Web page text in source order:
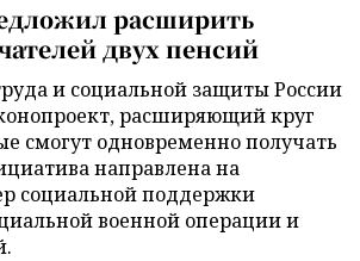
расширить
двух пенсий
и социальной защиты России
расширяющий круг
смогут одновременно получать
направлена на
социальной поддержки
военной операции и